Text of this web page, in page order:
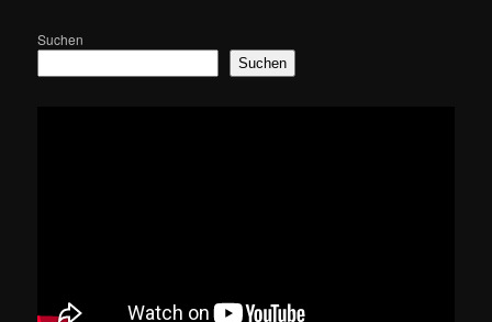
Suchen
Suchen